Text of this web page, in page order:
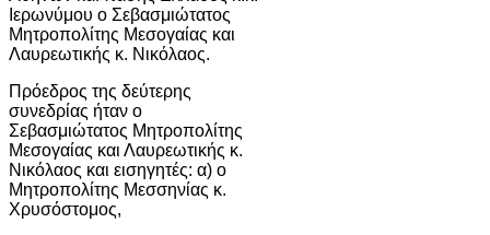
Ιερωνύμου ο Σεβασμιώτατος
Μητροπολίτης Μεσογαίας και
Λαυρεωτικής κ. Νικόλαος.
Πρόεδρος της δεύτερης
συνεδρίας ήταν ο
Σεβασμιώτατος Μητροπολίτης
Μεσογαίας και Λαυρεωτικής κ.
Νικόλαος και εισηγητές: α) ο
Μητροπολίτης Μεσσηνίας κ.
Χρυσόστομος,